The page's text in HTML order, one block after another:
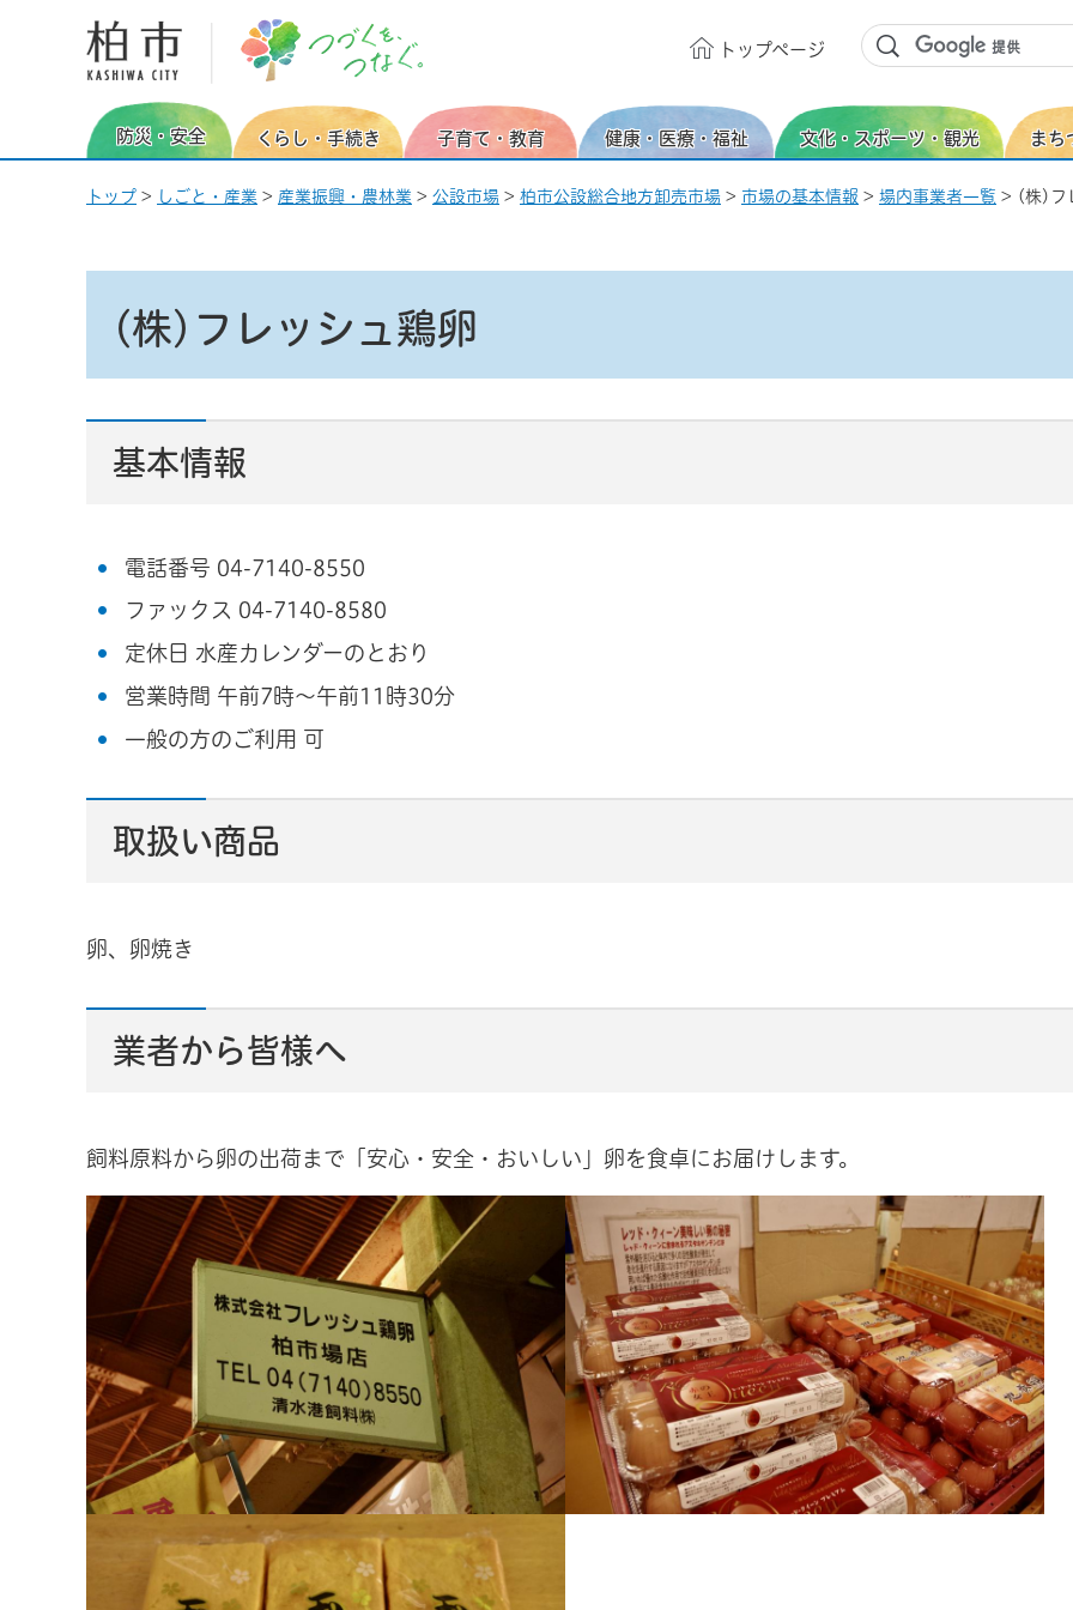
柏市 つづくを、つなぐ。
トップページ
防災・安全 くらし・手続き 子育て・教育 健康・医療・福祉 文化・スポーツ・観光 まち
トップ > しごと・産業 > 産業振興・農林業 > 公設市場 > 柏市公設総合地方卸売市場 > 市場の基本情報 > 場内事業者一覧 > (株)フ
(株)フレッシュ鶏卵
基本情報
電話番号 04-7140-8550
ファックス 04-7140-8580
定休日 水産カレンダーのとおり
営業時間 午前7時～午前11時30分
一般の方のご利用 可
取扱い商品
卵、卵焼き
業者から皆様へ
飼料原料から卵の出荷まで「安心・安全・おいしい」卵を食卓にお届けします。